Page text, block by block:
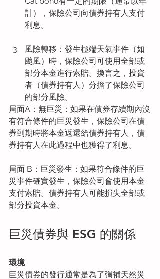
計），保險公司向債券持有人支付
利息。
風險轉移：發生極端天氣事件（如
颱風）時，保險公司可使用全部或
部分本金進行索賠。換言之，投資
者（債券持有人）分擔了保險公司
的部分風險。
局面A：無巨災：如果在債券存續期內沒
有符合條件的巨災發生，保險公司在債
券到期時將本金返還給債券持有人，債
券持有人在此過程中也獲得了利息。
局面 B：巨災發生：如果符合條件的巨
災事件確實發生，保險公司會使用本金
支付索賠。債券持有人可能損失全部或
部分投資本金。
巨災債券與 ESG 的關係
環境
巨災債券的發行通常是為了彌補天然災